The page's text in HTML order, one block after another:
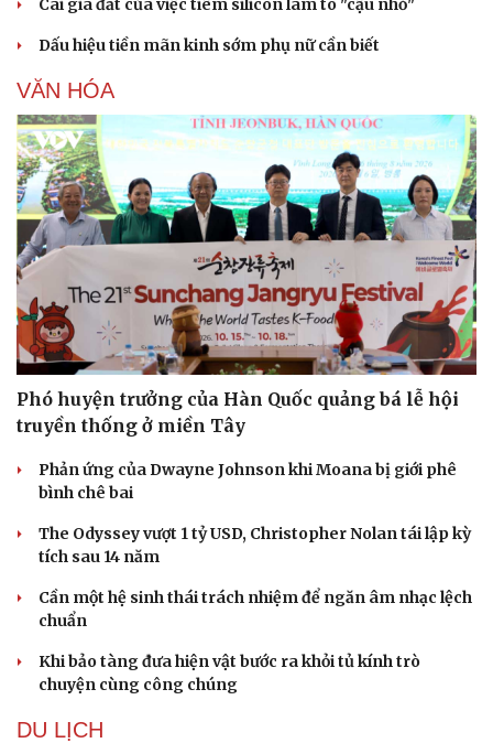
Dinh dưỡng - món ngon
Cây thuốc
Sản phụ khoa
Nhi khoa
Làm đẹp - giảm cân
Phòng mạch online
Đời sống
Nhà đẹp
Tình yêu - Gia đình
Cái giá đắt của việc tiêm silicon làm to "cậu nhỏ"
Dấu hiệu tiền mãn kinh sớm phụ nữ cần biết
VĂN HÓA
Phó huyện trưởng của Hàn Quốc quảng bá lễ hội
truyền thống ở miền Tây
Phản ứng của Dwayne Johnson khi Moana bị giới phê
bình chê bai
The Odyssey vượt 1 tỷ USD, Christopher Nolan tái lập kỳ
tích sau 14 năm
Cần một hệ sinh thái trách nhiệm để ngăn âm nhạc lệch
chuẩn
Khi bảo tàng đưa hiện vật bước ra khỏi tủ kính trò
chuyện cùng công chúng
DU LỊCH